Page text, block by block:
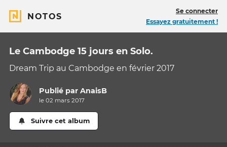
NOTOS
Se connecter
Essayez gratuitement !
Le Cambodge 15 jours en Solo.
Dream Trip au Cambodge en février 2017
Publié parAnaisB
le 02 mars 2017
Suivre cet album